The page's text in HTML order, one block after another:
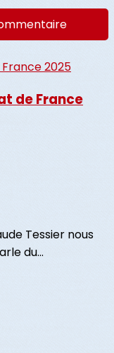
de France
Tessier nous
du...